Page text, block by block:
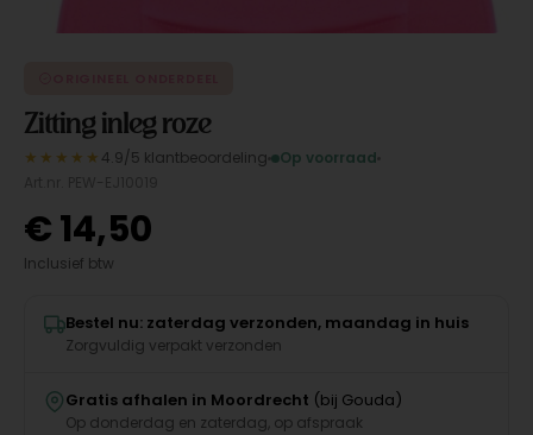
Zitting inleg roze
★★★★★ 4.9/5 klantbeoordeling
Op voorraad
€14,50
Inclusief btw
Bestel nu: zaterdag verzonden, maandag in huis
Zorgvuldig verpakt verzonden
Gratis afhalen in Moordrecht (bij Gouda)
Op donderdag en zaterdag, op afspraak